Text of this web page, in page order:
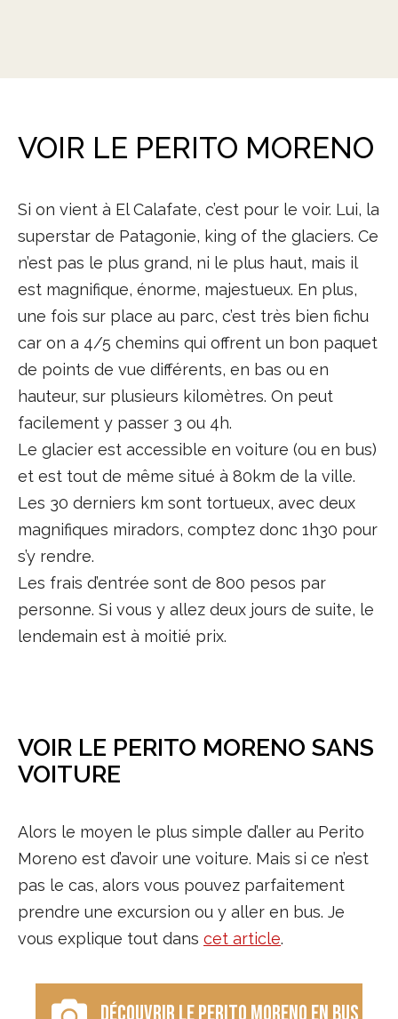
VOIR LE PERITO MORENO
Si on vient à El Calafate, c’est pour le voir. Lui, la
superstar de Patagonie, king of the glaciers. Ce
n’est pas le plus grand, ni le plus haut, mais il
est magnifique, énorme, majestueux. En plus,
une fois sur place au parc, c’est très bien fichu
car on a 4/5 chemins qui offrent un bon paquet
de points de vue différents, en bas ou en
hauteur, sur plusieurs kilomètres. On peut
facilement y passer 3 ou 4h.
Le glacier est accessible en voiture (ou en bus)
et est tout de même situé à 80km de la ville.
Les 30 derniers km sont tortueux, avec deux
magnifiques miradors, comptez donc 1h30 pour
s’y rendre.
Les frais d’entrée sont de 800 pesos par
personne. Si vous y allez deux jours de suite, le
lendemain est à moitié prix.
VOIR LE PERITO MORENO SANS
VOITURE
Alors le moyen le plus simple d’aller au Perito
Moreno est d’avoir une voiture. Mais si ce n’est
pas le cas, alors vous pouvez parfaitement
prendre une excursion ou y aller en bus. Je
vous explique tout dans cet article.